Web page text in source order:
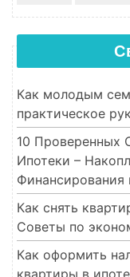
Как молодым
практическое
10 Проверенных
Ипотеки –
Как снять
Советы по
Как оформить